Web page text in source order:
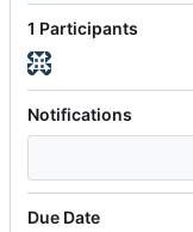
1 Participants
Notifications
Due Date